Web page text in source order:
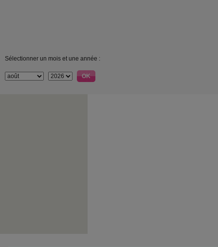
Sélectionner un mois et une année :